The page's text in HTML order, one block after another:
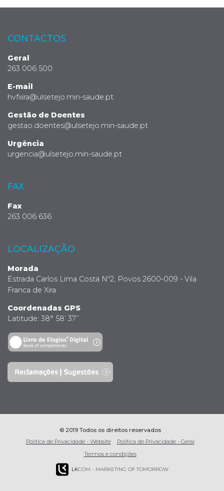
CONTACTOS
Geral
263 006 500
E-mail
hvfxira@ulsetejo.min-saude.pt
Gestão de Doentes
gestao.doentes@ulsetejo.min-saude.pt
Urgência
urgencia@ulsetejo.min-saude.pt
FAX
Fax
263 006 636
LOCALIZAÇÃO
Morada
Estrada Carlos Lima Costa Nº2, Povos 2600-009 - Vila
Franca de Xira
Coordenadas GPS
Latitude: 38° 58’ 37’’
© 2019 Todos os direitos reservados
Política de Privacidade - Website
Política de Privacidade - Geral
Termos e condições
LKCOM - MARKETING OF TOMORROW